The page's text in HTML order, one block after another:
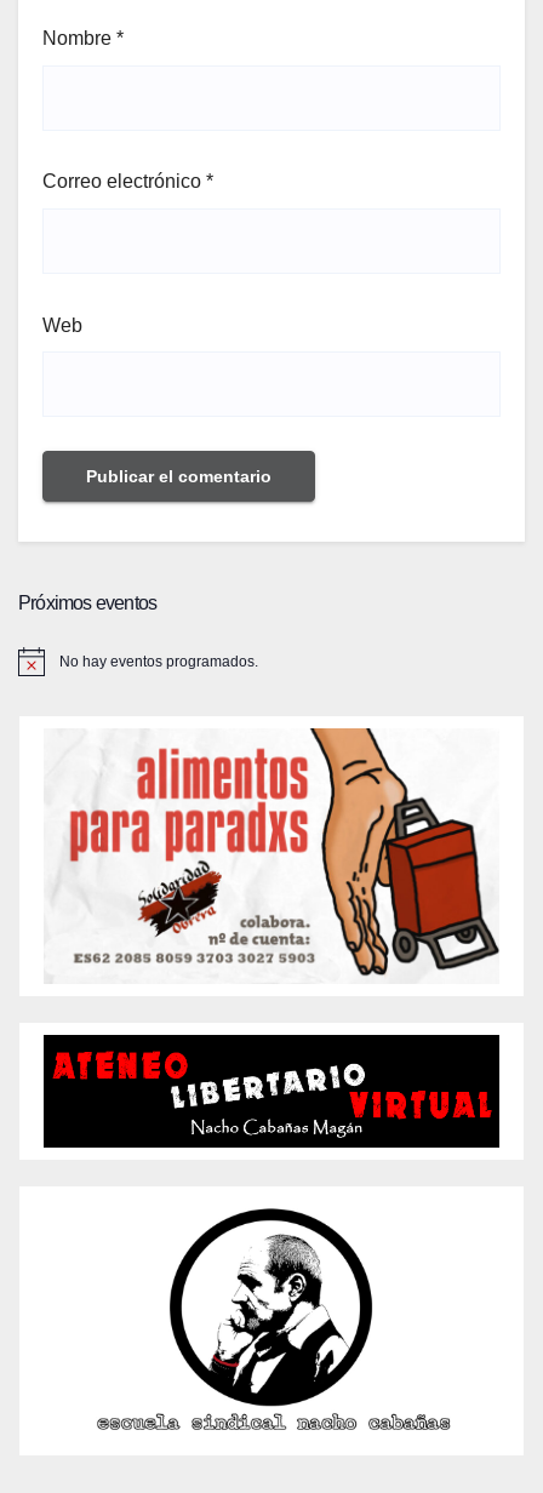
Nombre *
Correo electrónico *
Web
Próximos eventos
No hay eventos programados.